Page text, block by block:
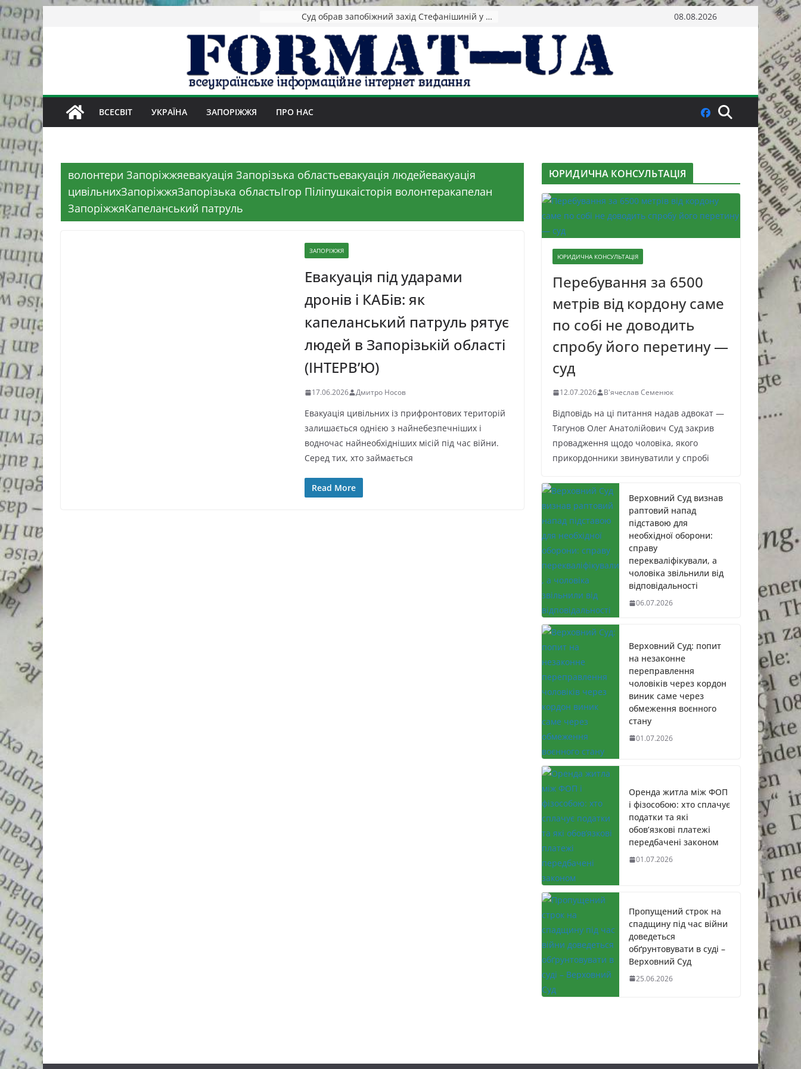
Skip
content
Зеленський повідомив про ураження нафтозаводів РФ за понад 1300 км від фронту 08.08.2026
ВСЕСВІТ УКРАЇНА ЗАПОРІЖЖЯ ПРО НАС
волонтери Запоріжжяевакуація Запорізька областьевакуація людейевакуація
цивільнихЗапоріжжяЗапорізька областьІгор Піліпушкаісторія волонтеракапелан
ЗапоріжжяКапеланський патруль
ЗАПОРІЖЖЯ
Евакуація під ударами
дронів і КАБів: як
капеланський патруль рятує
людей в Запорізькій області
(ІНТЕРВ’Ю)
17.06.2026 Дмитро Носов
Евакуація цивільних із прифронтових територій
залишається однією з найнебезпечніших і
водночас найнеобхідніших місій під час війни.
Серед тих, хто займається
Read More
ЮРИДИЧНА КОНСУЛЬТАЦІЯ
ЮРИДИЧНА КОНСУЛЬТАЦІЯ
Перебування за 6500
метрів від кордону саме
по собі не доводить
спробу його перетину —
суд
12.07.2026 В'ячеслав Семенюк
Відповідь на ці питання надав адвокат —
Тягунов Олег Анатолійович Суд закрив
провадження щодо чоловіка, якого
прикордонники звинуватили у спробі
Верховний Суд визнав
раптовий напад
підставою для
необхідної оборони:
справу
перекваліфікували, а
чоловіка звільнили від
відповідальності
06.07.2026
Верховний Суд: попит
на незаконне
переправлення
чоловіків через кордон
виник саме через
обмеження воєнного
стану
01.07.2026
Оренда житла між ФОП
і фізособою: хто сплачує
податки та які
обов’язкові платежі
передбачені законом
01.07.2026
Пропущений строк на
спадщину під час війни
доведеться
обґрунтовувати в суді –
Верховний Суд
25.06.2026